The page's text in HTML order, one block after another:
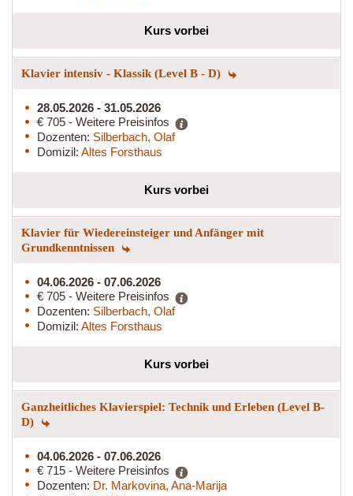
Kurs vorbei
Klavier intensiv - Klassik (Level B - D)
28.05.2026 - 31.05.2026
€ 705 - Weitere Preisinfos
Dozenten: Silberbach, Olaf
Domizil: Altes Forsthaus
Kurs vorbei
Klavier für Wiedereinsteiger und Anfänger mit
Grundkenntnissen
04.06.2026 - 07.06.2026
€ 705 - Weitere Preisinfos
Dozenten: Silberbach, Olaf
Domizil: Altes Forsthaus
Kurs vorbei
Ganzheitliches Klavierspiel: Technik und Erleben (Level B-
D)
04.06.2026 - 07.06.2026
€ 715 - Weitere Preisinfos
Dozenten: Dr. Markovina, Ana-Marija